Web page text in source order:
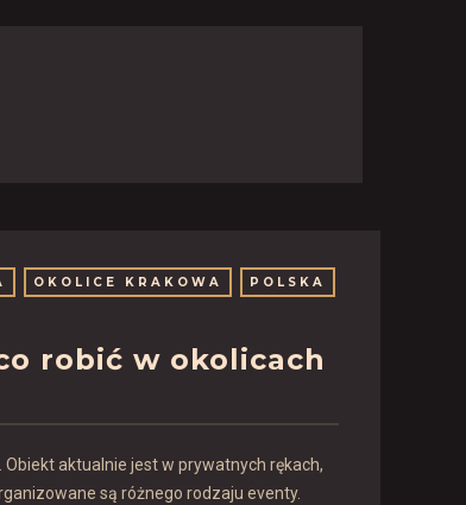
OKOLICE KRAKOWA
POLSKA
robić w okolicach
Obiekt aktualnie jest w prywatnych rękach,
są różnego rodzaju eventy.